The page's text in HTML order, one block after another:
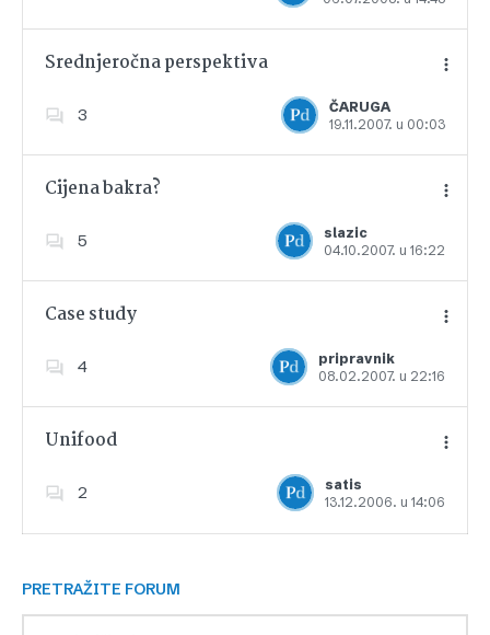
Srednjeročna perspektiva
3
ČARUGA
19.11.2007. u 00:03
Dodajte u favorite
Cijena bakra?
5
slazic
04.10.2007. u 16:22
Dodajte u favorite
Case study
4
pripravnik
08.02.2007. u 22:16
Dodajte u favorite
Unifood
2
satis
13.12.2006. u 14:06
Dodajte u favorite
PRETRAŽITE FORUM